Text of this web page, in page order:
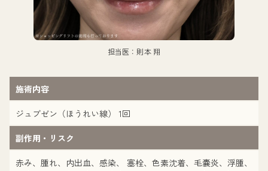
担当医：則本 翔
施術内容
ジュブゼン（ほうれい線） 1回
副作用・リスク
赤み、腫れ、内出血、感染、 塞栓、色素沈着、毛嚢炎、浮腫、